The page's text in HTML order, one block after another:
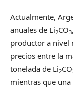
Actualmente,
anuales de Li2CO3
productor a nivel
precios entre la
tonelada de Li2CO
mientras que